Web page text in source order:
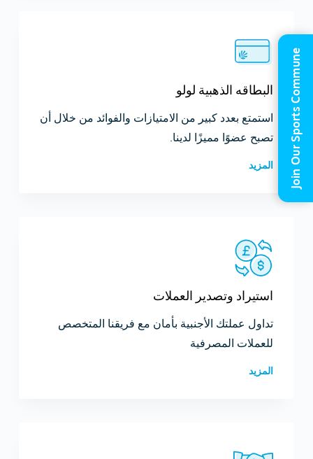
البطاقه الذهبية لولو
استمتع بعدد كبير من الامتيازات والفوائد من خلال أن
تصبح عضوًا مميزًا لدينا.
المزيد
استيراد وتصدير العملات
تداول عملتك الأجنبية بأمان مع فريقنا المتخصص
للعملات المصرفية
المزيد
Join Our Sports Commune